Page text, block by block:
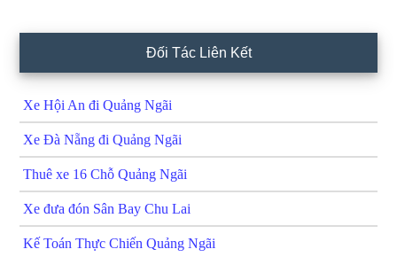
Đối Tác Liên Kết
Xe Hội An đi Quảng Ngãi
Xe Đà Nẵng đi Quảng Ngãi
Thuê xe 16 Chỗ Quảng Ngãi
Xe đưa đón Sân Bay Chu Lai
Kế Toán Thực Chiến Quảng Ngãi